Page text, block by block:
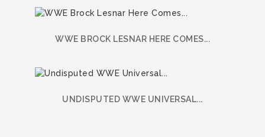
WWE BROCK LESNAR HERE COMES...
UNDISPUTED WWE UNIVERSAL...